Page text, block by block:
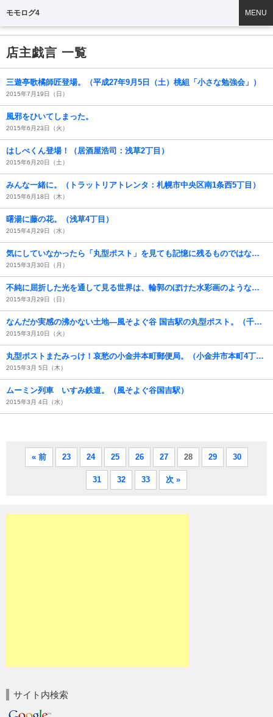
モモログ4 MENU
店主戯言 一覧
三遊亭歌橘師匠登場。（平成27年9月5日（土）桃組「小さな勉強会」）
2015年7月19日（日）
風邪をひいてしまった。
2015年6月23日（火）
はしべくん登場！（居酒屋浩司：浅草2丁目）
2015年6月20日（土）
みんな一緒に。（トラットリアトレンタ：札幌市中央区南1条西5丁目）
2015年6月18日（木）
曙湯に藤の花。（浅草4丁目）
2015年4月29日（水）
気にしていなかったら「丸型ポスト」を見ても記憶に残るものではない。（下町風俗資料館の丸型ポスト）
2015年3月30日（月）
不純に屈折した光を通して見る世界は、輪郭のぼけた水彩画のようなもので、その境界性のなさが（あたしは）好きなのである。（上野恩賜公園での花見）
2015年3月29日（日）
なんだか実感の沸かない土地―風そよぐ谷 国吉駅の丸型ポスト。（千葉県いすみ市）
2015年3月10日（火）
丸型ポストまたみっけ！哀愁の小金井本町郵便局。（小金井市本町4丁目）
2015年3月 5日（木）
ムーミン列車 いすみ鉄道。（風そよぐ谷国吉駅）
2015年3月 4日（水）
« 前 23 24 25 26 27 28 29 30
31 32 33 次 »
サイト内検索